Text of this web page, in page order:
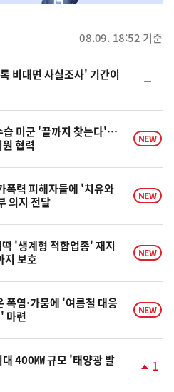
08.09. 18:52 기준
비대면 사실조사' 기간이
일
습 미군 '끝까지 찾는다'…
협력
NEW
폭력 피해자들에 '치유와
의지 전달
NEW
'생계형 적합업종' 재지
보호
NEW
폭염·가뭄에 '여름철 대응
마련
NEW
대 400㎿ 규모 '태양광 발
1